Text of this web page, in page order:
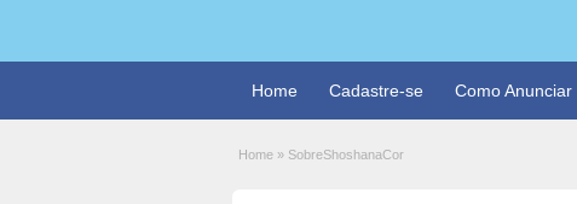
Home Cadastre-se Como Anunciar
Home » SobreShoshanaCor